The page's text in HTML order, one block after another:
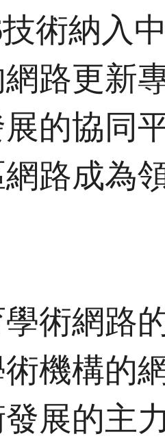
術納入
路更新
的協同
路成為
術網路
機構的
展的主